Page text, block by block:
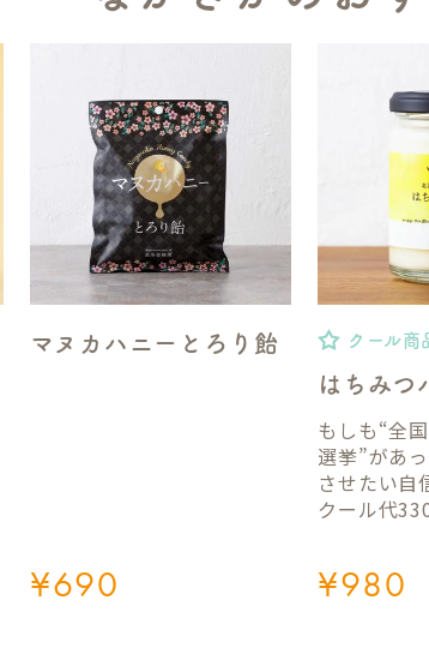
マヌカハニーとろり飴
¥690
クール商
はちみつ
もしも“全
選挙”があ
させたい自
クール代
¥980